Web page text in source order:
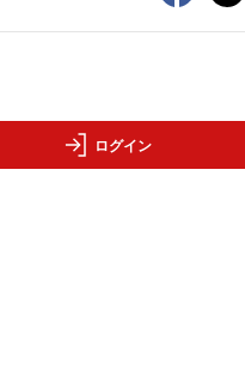
ログイン